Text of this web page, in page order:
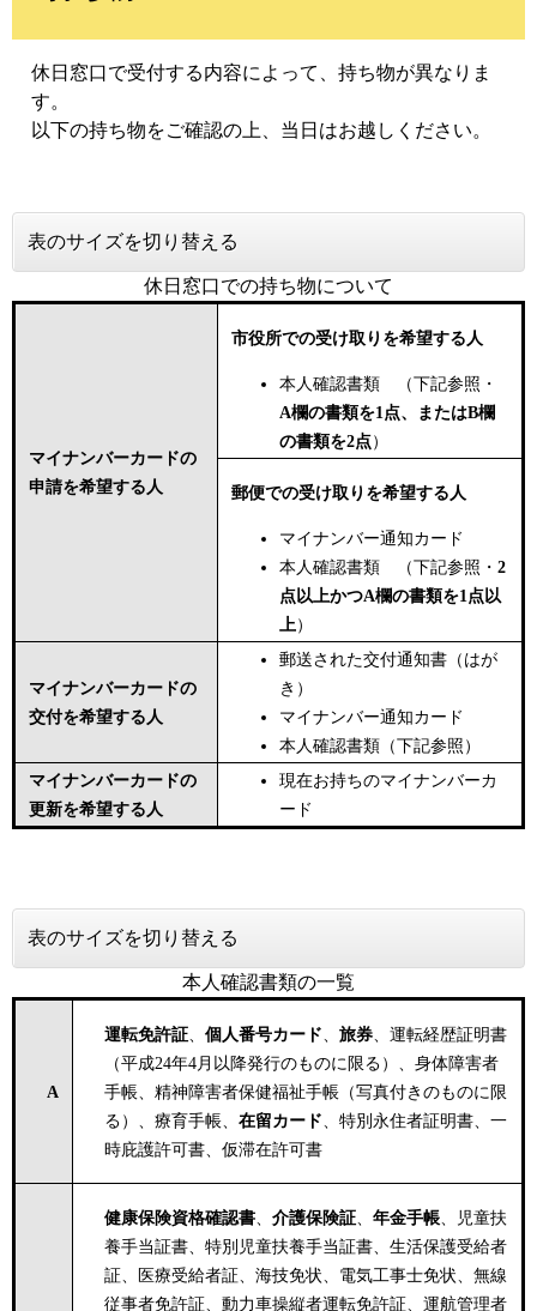
休日窓口で受付する内容によって、持ち物が異なりま
す。
以下の持ち物をご確認の上、当日はお越しください。
表のサイズを切り替える
休日窓口での持ち物について
マイナンバーカードの
申請を希望する人
市役所での受け取りを希望する人
本人確認書類 （下記参照・
A欄の書類を1点、またはB欄
の書類を2点）
郵便での受け取りを希望する人
マイナンバー通知カード
本人確認書類 （下記参照・2
点以上かつA欄の書類を1点以
上）
マイナンバーカードの
交付を希望する人
郵送された交付通知書（はが
き）
マイナンバー通知カード
本人確認書類（下記参照）
マイナンバーカードの
更新を希望する人
現在お持ちのマイナンバーカ
ード
表のサイズを切り替える
本人確認書類の一覧
A
運転免許証、 個人番号カード 旅券、運転経歴証明書
（平成24年4月以降発行のものに限る）、身体障害者
手帳、精神障害者保健福祉手帳（写真付きのものに限
る）、療育手帳、 在留カード 、特別永住者証明書、一
時庇護許可書、仮滞在許可書
健康保険資格確認書、 介護保険証、 年金手帳、児童扶
養手当証書、特別児童扶養手当証書、生活保護受給者
証、医療受給者証、海技免状、電気工事士免状、無線
従事者免許証、動力車操縦者運転免許証、運航管理者